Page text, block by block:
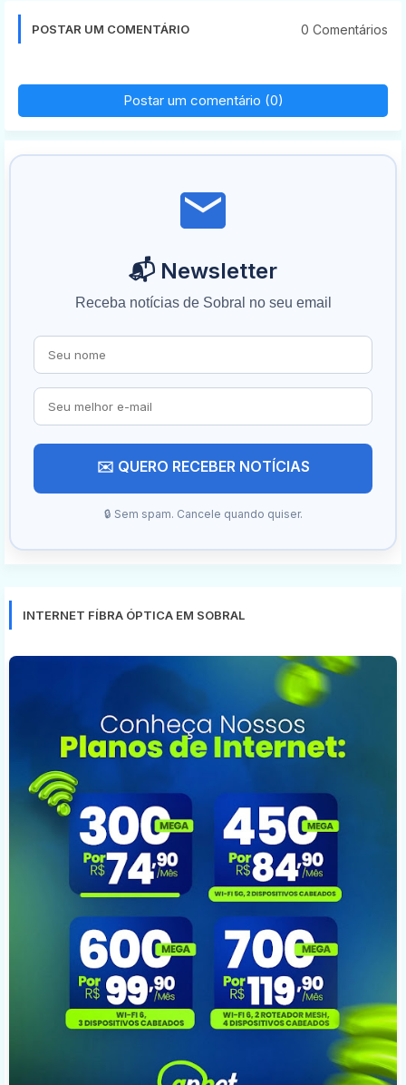
POSTAR UM COMENTÁRIO 0 Comentários
Postar um comentário (0)
📬 Newsletter
Receba notícias de Sobral no seu email
✉️ QUERO RECEBER NOTÍCIAS
🔒 Sem spam. Cancele quando quiser.
INTERNET FÍBRA ÓPTICA EM SOBRAL